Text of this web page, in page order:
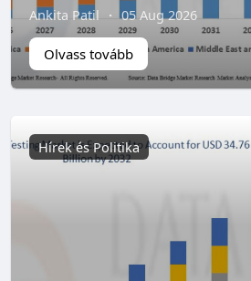
Ankita Patil · 05 Aug 2026
Olvass tovább
Hírek és Politika